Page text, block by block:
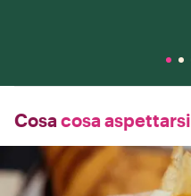
Cosa cosa aspettarsi